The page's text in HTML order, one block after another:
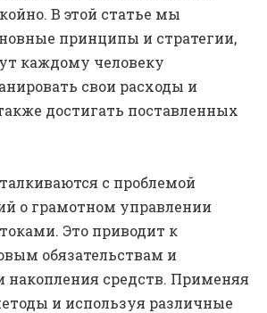
В этой статье мы
принципы и стратегии,
каждому человеку
свои расходы и
достигать поставленных
с проблемой
о грамотном управлении
Это приводит к
обязательствам и
накопления средств. Применяя
и используя различные